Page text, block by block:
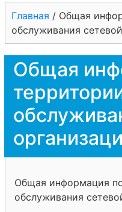
Главная / Общая
обслуживания
Общая
Общая информация
обслуживания